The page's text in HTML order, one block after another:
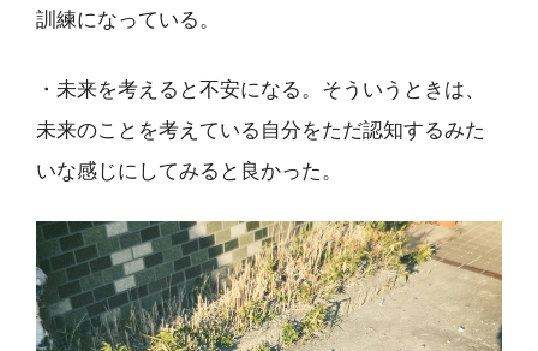
訓練になっている。
・未来を考えると不安になる。そういうときは、
未来のことを考えている自分をただ認知するみた
いな感じにしてみると良かった。